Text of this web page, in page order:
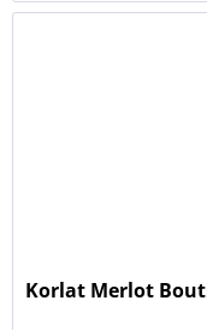
Korlat Merlot